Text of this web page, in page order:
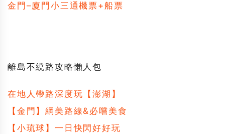
金門–廈門小三通機票+船票
離島不繞路攻略懶人包
在地人帶路深度玩【澎湖】
【金門】網美路線&必嚐美食
【小琉球】一日快閃好好玩